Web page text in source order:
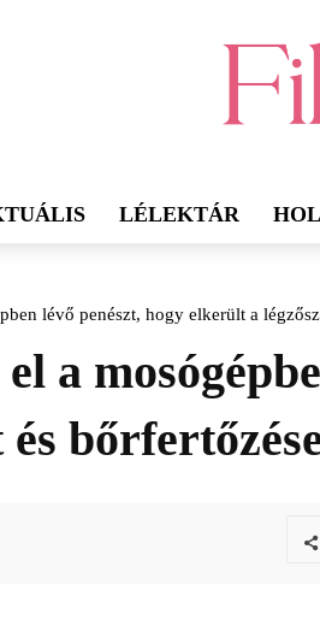
LÉLEKTÁR
lévő penészt, hogy elkerült a
a
és